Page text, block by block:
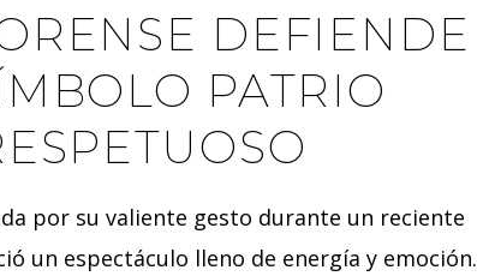
DEFIENDE
PATRIO
por su valiente gesto durante un reciente
un espectáculo lleno de energía y emoción.